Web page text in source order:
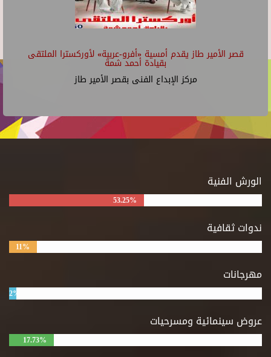
قصر الأمير طاز يقدم أمسية «أفرو-عربية» لأوركسترا الملتقى
بقيادة أحمد شمة
مركز الإبداع الفنى بقصر الأمير طاز
الورش الفنية
53.25%
ندوات ثقافية
11%
مهرجانات
2%
عروض سينمائية ومسرحيات
17.73%